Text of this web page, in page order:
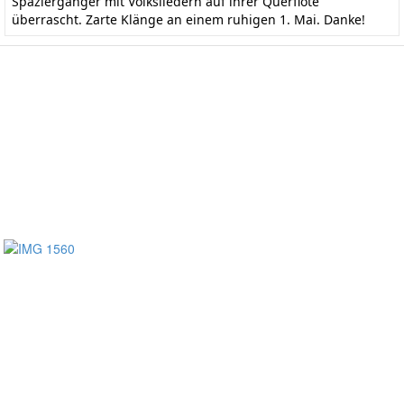
überrascht. Zarte Klänge an einem ruhigen 1. Mai. Danke!